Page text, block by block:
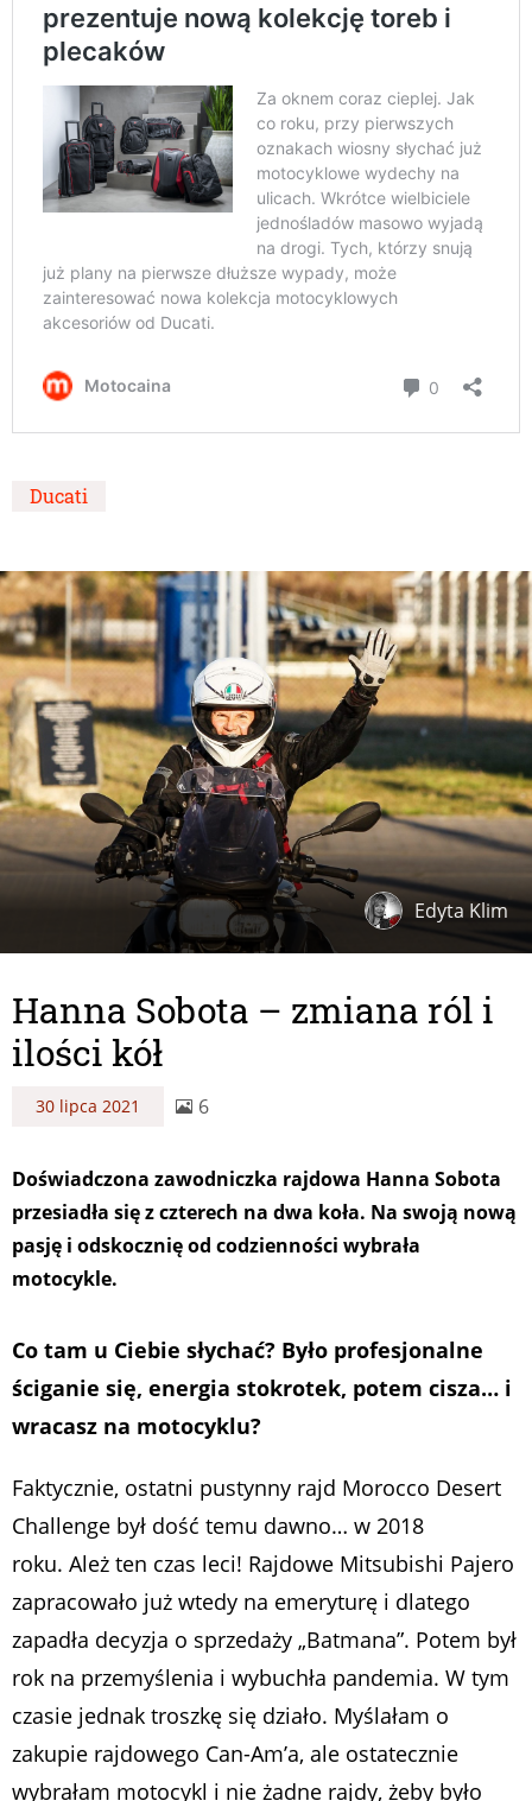
Ducati
Edyta Klim
Hanna Sobota – zmiana ról i
ilości kół
30 lipca 2021 6
Doświadczona zawodniczka rajdowa Hanna Sobota
przesiadła się z czterech na dwa koła. Na swoją nową
pasję i odskocznię od codzienności wybrała
motocykle.
Co tam u Ciebie słychać? Było profesjonalne
ściganie się, energia stokrotek, potem cisza… i
wracasz na motocyklu?
Faktycznie, ostatni pustynny rajd Morocco Desert
Challenge był dość temu dawno… w 2018
roku. Ależ ten czas leci! Rajdowe Mitsubishi Pajero
zapracowało już wtedy na emeryturę i dlatego
zapadła decyzja o sprzedaży „Batmana”. Potem był
rok na przemyślenia i wybuchła pandemia. W tym
czasie jednak troszkę się działo. Myślałam o
zakupie rajdowego Can-Am’a, ale ostatecznie
wybrałam motocykl i nie żadne rajdy, żeby było